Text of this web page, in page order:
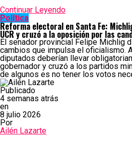
Continuar Leyendo
Política
Reforma electoral en Santa Fe:
UCR y cruzó a la oposición por las
El senador provincial Felipe Michlig
cambios que impulsa el oficialismo.
diputados deberían llevar
gobernador y cruzó a los partidos
de algunos es no tener los votos
Publicado
4 semanas atrás
en
8 julio 2026
Por
Ailén Lazarte